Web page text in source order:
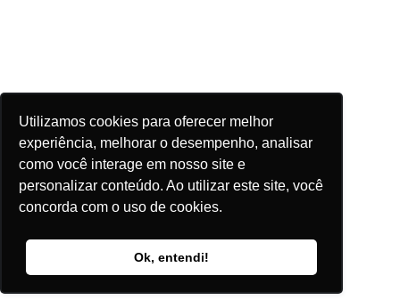
Utilizamos cookies para oferecer melhor
experiência, melhorar o desempenho, analisar
como você interage em nosso site e
personalizar conteúdo. Ao utilizar este site, você
concorda com o uso de cookies.
Ok, entendi!